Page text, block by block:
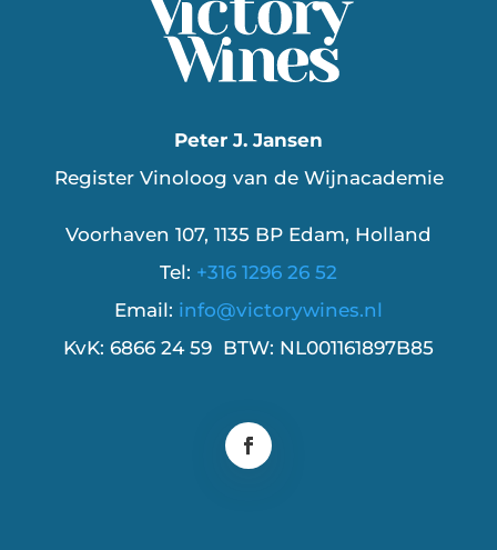
Peter J. Jansen
Register Vinoloog van de Wijnacademie
Voorhaven 107, 1135 BP Edam, Holland
Tel: +316 1296 26 52
Email: info@victorywines.nl
KvK: 6866 24 59 BTW: NL001161897B85